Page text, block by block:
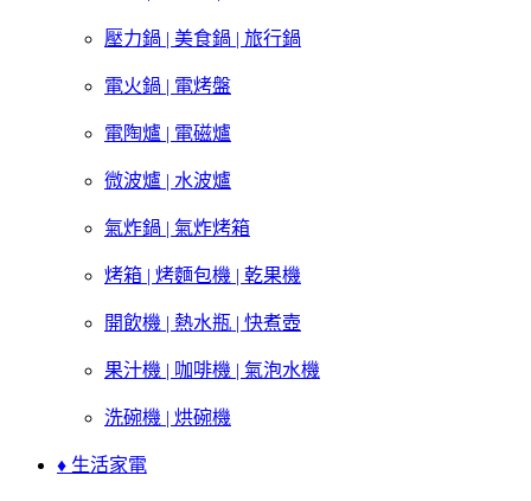
壓力鍋 | 美食鍋 | 旅行鍋
電火鍋 | 電烤盤
電陶爐 | 電磁爐
微波爐 | 水波爐
氣炸鍋 | 氣炸烤箱
烤箱 | 烤麵包機 | 乾果機
開飲機 | 熱水瓶 | 快煮壺
果汁機 | 咖啡機 | 氣泡水機
洗碗機 | 烘碗機
♦ 生活家電